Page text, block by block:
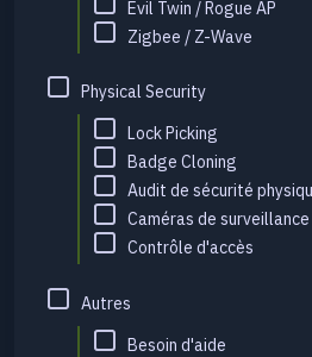
Evil Twin / Rogue AP
Zigbee / Z-Wave
Physical Security
Lock Picking
Badge Cloning
Audit de sécurité
Caméras de surveillance
Contrôle d'accès
Autres
Besoin d'aide